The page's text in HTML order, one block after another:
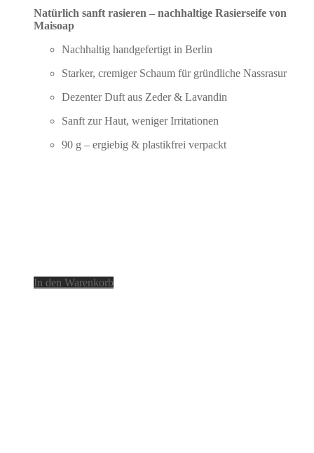
Natürlich sanft rasieren – nachhaltige Rasierseife von
Maisoap
Nachhaltig handgefertigt in Berlin
Starker, cremiger Schaum für gründliche Nassrasur
Dezenter Duft aus Zeder & Lavandin
Sanft zur Haut, weniger Irritationen
90 g – ergiebig & plastikfrei verpackt
In den Warenkorb